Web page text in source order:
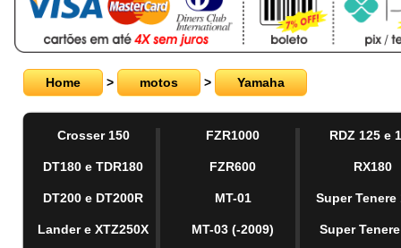
Home > motos > Yamaha
Crosser 150
DT180 e TDR180
DT200 e DT200R
Lander e XTZ250X
FZR1000
FZR600
MT-01
MT-03 (-2009)
RDZ 125 e
RX180
Super Tenere
Super